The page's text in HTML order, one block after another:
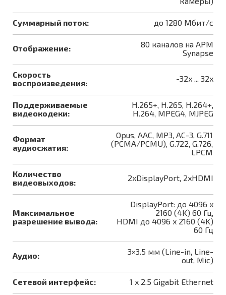
Суммарный поток: до 1280 Мбит/с
Отображение:
80 каналов на АРМ
Synapse
Скорость
воспроизведения:
-32x ... 32x
Поддерживаемые
видеокодеки:
H.265+, H.265, H.264+,
H.264, MPEG4, MJPEG
Формат
аудиосжатия:
Opus, AAC, MP3, AC-3, G.711
(PCMA/PCMU), G.722, G.726,
LPCM
Количество
видеовыходов:
2xDisplayPort, 2xHDMI
Максимальное
разрешение вывода:
DisplayPort: до 4096 x
2160 (4K) 60 Гц,
HDMI до 4096 x 2160 (4K)
60 Гц
Аудио:
3×3.5 мм (Line-in, Line-
out, Mic)
Сетевой интерфейс: 1 x 2.5 Gigabit Ethernet